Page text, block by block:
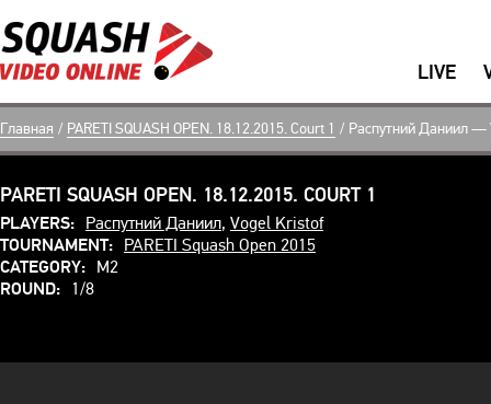
LIVE
Главная / PARETI SQUASH OPEN. 18.12.2015. Court 1 / Распутний Даниил —
PARETI SQUASH OPEN. 18.12.2015. COURT 1
PLAYERS: Распутний Даниил, Vogel Kristof
TOURNAMENT: PARETI Squash Open 2015
CATEGORY: M2
ROUND: 1/8